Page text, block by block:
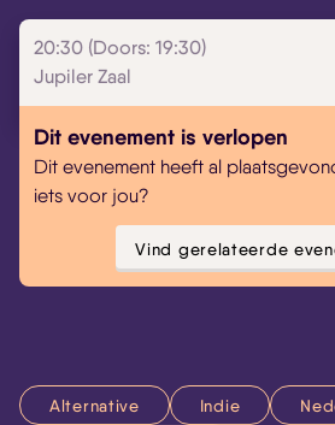
20:30 (Doors: 19:30)
Jupiler Zaal
Dit evenement is verlopen
Dit evenement heeft al
iets voor jou?
Vind gerelateerde
Alternative Indie